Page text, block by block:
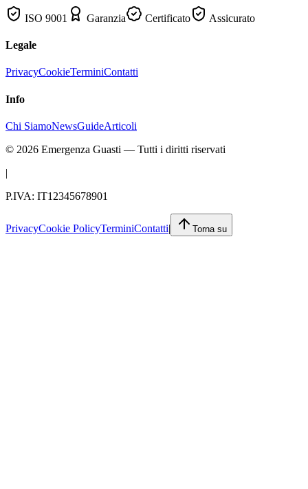
ISO 9001 Garanzia Certificato Assicurato
Legale
PrivacyCookieTerminiContatti
Info
Chi SiamoNewsGuideArticoli
© 2026 Emergenza Guasti — Tutti i diritti riservati
|
P.IVA: IT12345678901
PrivacyCookie PolicyTerminiContatti| Torna su